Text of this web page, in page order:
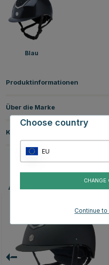
Blau
Produktinformationen
Über die Marke
Kundenbewertungen
Andere Produkte, die
Choose country
EU
CHANGE
Continue